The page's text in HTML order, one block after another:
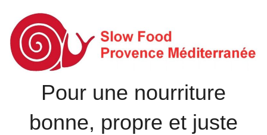
contenu
Pour une nourriture
bonne, propre et juste